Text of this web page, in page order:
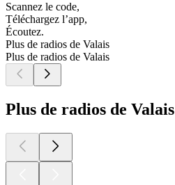
Scannez le code,
Téléchargez l’app,
Écoutez.
Plus de radios de Valais
Plus de radios de Valais
Plus de radios de Valais